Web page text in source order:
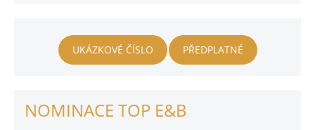
UKÁZKOVÉ ČÍSLO PŘEDPLATNÉ
NOMINACE TOP E&B